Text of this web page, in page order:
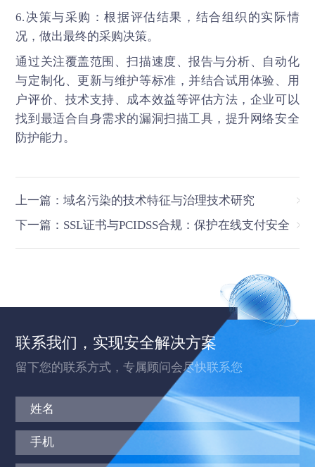
6.决策与采购：根据评估结果，结合组织的实际情
况，做出最终的采购决策。
通过关注覆盖范围、扫描速度、报告与分析、自动化
与定制化、更新与维护等标准，并结合试用体验、用
户评价、技术支持、成本效益等评估方法，企业可以
找到最适合自身需求的漏洞扫描工具 ，提升网络安全
防护能力。
上一篇：域名污染的技术特征与治理技术研究
下一篇：SSL证书与PCIDSS合规：保护在线支付安全
联系我们，实现安全解决方案
留下您的联系方式，专属顾问会尽快联系您